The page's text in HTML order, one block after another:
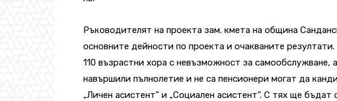
Ръководителят на проекта зам. кмета на община
основните дейности по проекта и очакваните
110 възрастни хора с невъзможност за самообслужване,
навършили пълнолетие и не са пенсионери могат да
„Личен асистент” и „Социален асистент”. С тях ще